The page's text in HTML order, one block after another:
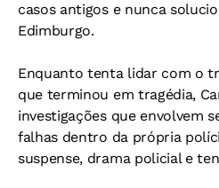
casos antigos e nunca
Edimburgo.
Enquanto tenta lidar com o
que terminou em tragédia,
investigações que envolvem
falhas dentro da própria
suspense, drama policial e